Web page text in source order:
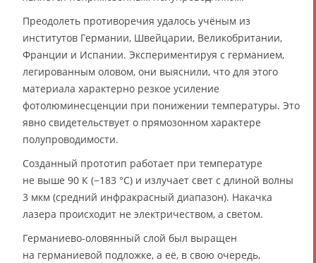
Преодолеть противоречия удалось учёным из
институтов Германии, Швейцарии, Великобритании,
Франции и Испании. Экспериментируя с германием,
легированным оловом, они выяснили, что для этого
материала характерно резкое усиление
фотолюминесценции при понижении температуры. Это
явно свидетельствует о прямозонном характере
полупроводимости.
Созданный прототип работает при температуре
не выше 90 К (−183 °C) и излучает свет с длиной волны
3 мкм (средний инфракрасный диапазон). Накачка
лазера происходит не электричеством, а светом.
Германиево-оловянный слой был выращен
на германиевой подложке, а её, в свою очередь,